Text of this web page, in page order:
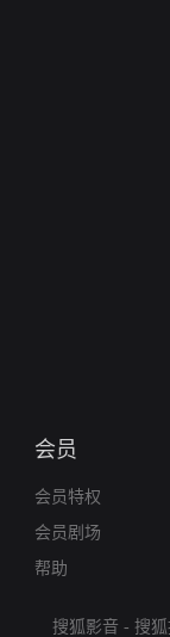
会员
会员特权
会员剧场
帮助
搜狐影音 - 搜